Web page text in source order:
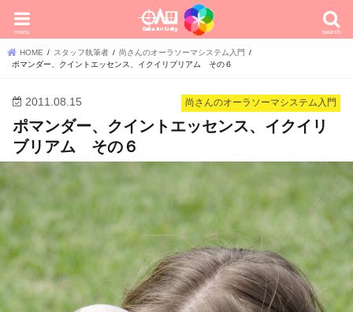
search
menu
HOME スタッフ執筆者
尚さんのオーラソーマシステム入門
ポマンダー、クイントエッセンス、イクイリブリアム その６
尚さんのオーラソーマシステム入門
2011.08.15
ポマンダー、クイントエッセンス、イクイリ
ブリアム その６